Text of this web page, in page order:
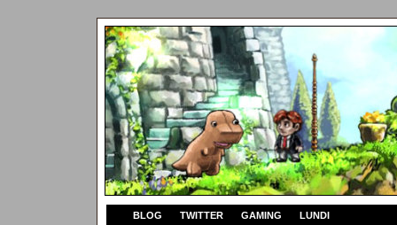
BLOG TWITTER GAMING LUNDI